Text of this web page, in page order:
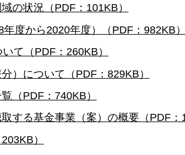
の状況（PDF：101KB）
度から2020年度）（PDF：982KB）
て（PDF：260KB）
）について（PDF：829KB）
（PDF：740KB）
る基金事業（案）の概要（PDF：
）